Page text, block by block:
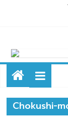
Chokushi-